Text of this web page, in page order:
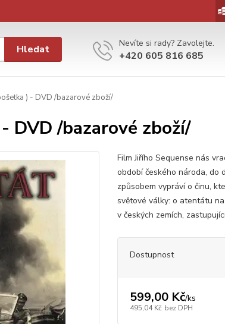
Hledat Nevíte si rady? Zavolejte.
+420 605 816 685
) - DVD /bazarové zboží/
/bazarové zboží/
Film Jiřího Sequense nás
období českého národa, do
způsobem vypráví o činu,
světové války: o atentátu
v českých zemích,
Dostupnost
599,00 Kč/ks
495,04 Kč bez DPH